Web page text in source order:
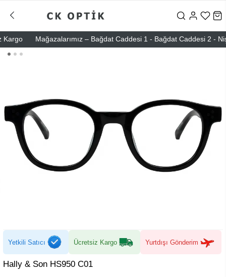
Mağazalarımız – Bağdat Caddesi 1 - Bağdat Caddesi 2 -
Yetkili Satıcı Ücretsiz Kargo Yurtdışı Gönderim
Hally & Son HS950 C01